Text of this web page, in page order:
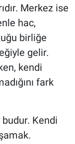
Merkez ise
hac,
birliğe
gelir.
kendi
fark
Kendi